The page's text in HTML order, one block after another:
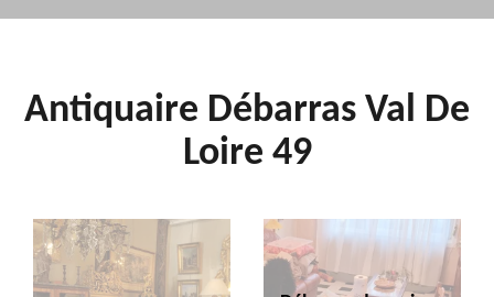
Antiquaire Débarras Val De
Loire 49